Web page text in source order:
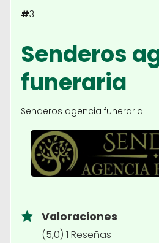
#3
Senderos
funeraria
Senderos agencia funeraria
Valoraciones
(5,0) 1 Reseñas